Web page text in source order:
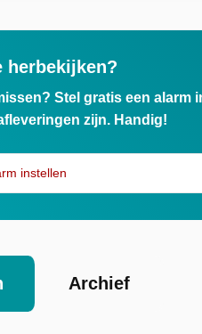
herbekijken?
Stel gratis een alarm
zijn. Handig!
instellen
Archief